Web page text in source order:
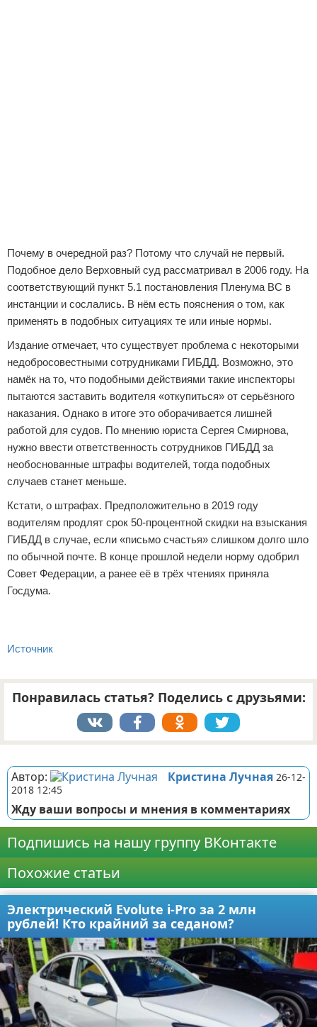
Почему в очередной раз? Потому что случай не первый.
Подобное дело Верховный суд рассматривал в 2006 году. На
соответствующий пункт 5.1 постановления Пленума ВС в
инстанции и сослались. В нём есть пояснения о том, как
применять в подобных ситуациях те или иные нормы.
Издание отмечает, что существует проблема с некоторыми
недобросовестными сотрудниками ГИБДД. Возможно, это
намёк на то, что подобными действиями такие инспекторы
пытаются заставить водителя «откупиться» от серьёзного
наказания. Однако в итоге это оборачивается лишней
работой для судов. По мнению юриста Сергея Смирнова,
нужно ввести ответственность сотрудников ГИБДД за
необоснованные штрафы водителей, тогда подобных
случаев станет меньше.
Кстати, о штрафах. Предположительно в 2019 году
водителям продлят срок 50-процентной скидки на взыскания
ГИБДД в случае, если «письмо счастья» слишком долго шло
по обычной почте. В конце прошлой недели норму одобрил
Совет Федерации, а ранее её в трёх чтениях приняла
Госдума.
Источник
Понравилась статья? Поделись с друзьями:
Автор: Кристина Лучная 26-12-
2018 12:45
Жду ваши вопросы и мнения в комментариях
Подпишись на нашу группу ВКонтакте
Похожие статьи
Электрический Evolute i-Pro за 2 млн
рублей! Кто крайний за седаном?